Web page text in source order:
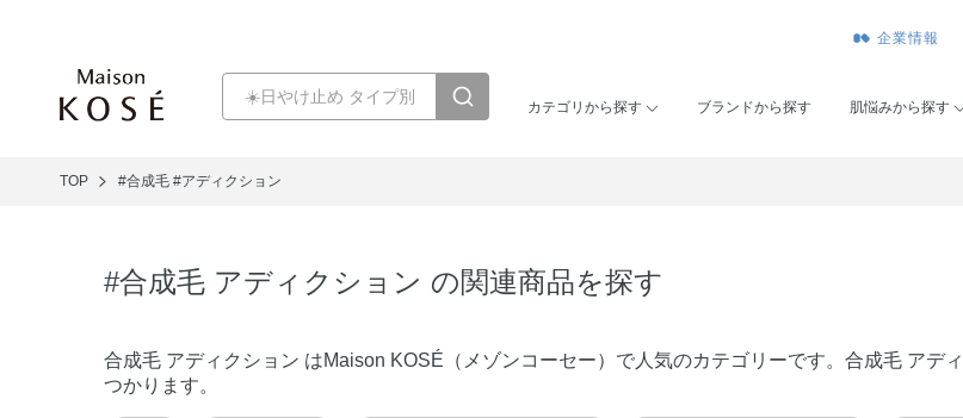
企業情報
カテゴリから探す ブランドから探す 肌悩みから探す
TOP #合成毛 #アディクション
#合成毛 アディクション の関連商品を探す
合成毛 アディクション はMaison KOSÉ（メゾンコーセー）で人気のカテゴリーです。合成毛 アデ
つかります。